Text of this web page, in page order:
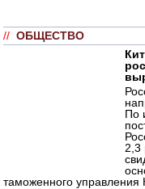
// ОБЩЕСТВО
По
2,3
таможенного управления